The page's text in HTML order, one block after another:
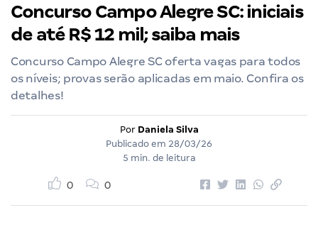
Concurso Campo Alegre SC: iniciais
de até R$ 12 mil; saiba mais
Concurso Campo Alegre SC oferta vagas para todos
os níveis; provas serão aplicadas em maio. Confira os
detalhes!
Por Daniela Silva
Publicado em 28/03/26
5 min. de leitura
0 0